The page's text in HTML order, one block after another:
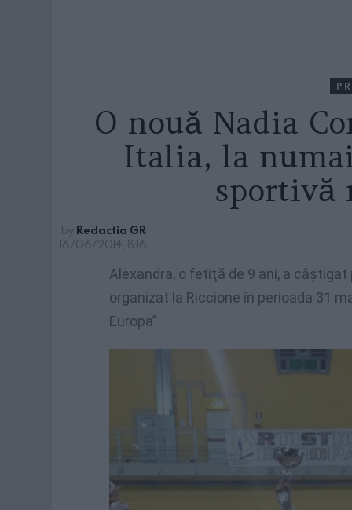
O nouă Nadia
Italia, la
sportivă
by Redactia GR
16/06/2014, 8:16
Alexandra, o fetiţă de 9 ani, a câştigat
organizat la Riccione în perioada 31
Europa”.